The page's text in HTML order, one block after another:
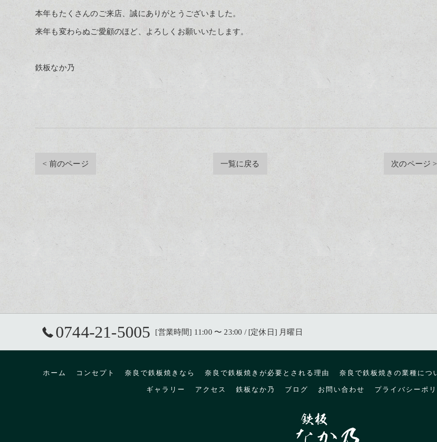
本年もたくさんのご来店、誠にありがとうございました。
来年も変わらぬご愛顧のほど、よろしくお願いいたします。
鉄板なか乃
< 前のページ 一覧に戻る 次のページ >
0744-21-5005 [営業時間] 11:00 〜 23:00 / [定休日] 月曜日
ホーム コンセプト 奈良で鉄板焼きなら 奈良で鉄板焼きが必要とされる理由 奈良で鉄板焼きの業種につ
ギャラリー アクセス 鉄板なか乃 ブログ お問い合わせ プライバシーポ